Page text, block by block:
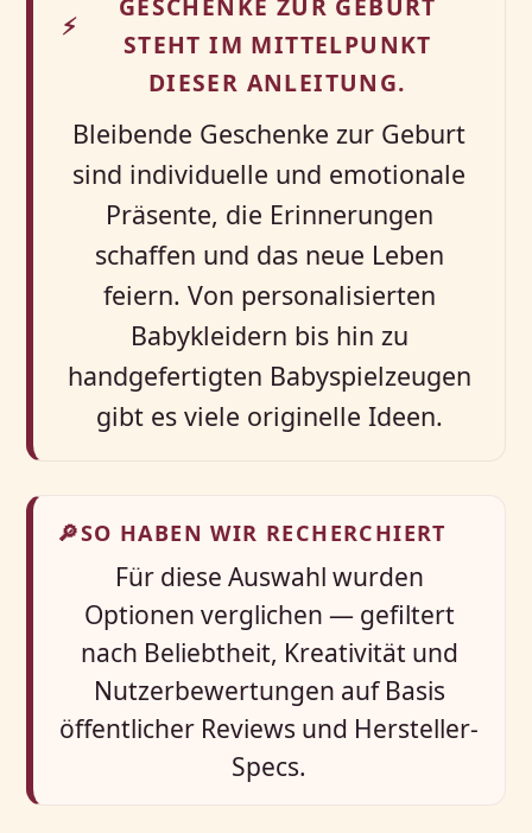
⚡
STEHT IM MITTELPUNKT
DIESER ANLEITUNG.
Bleibende Geschenke zur Geburt
sind individuelle und emotionale
Präsente, die Erinnerungen
schaffen und das neue Leben
feiern. Von personalisierten
Babykleidern bis hin zu
handgefertigten Babyspielzeugen
gibt es viele originelle Ideen.
🔎SO HABEN WIR RECHERCHIERT
Für diese Auswahl wurden
Optionen verglichen — gefiltert
nach Beliebtheit, Kreativität und
Nutzerbewertungen auf Basis
öffentlicher Reviews und Hersteller-
Specs.